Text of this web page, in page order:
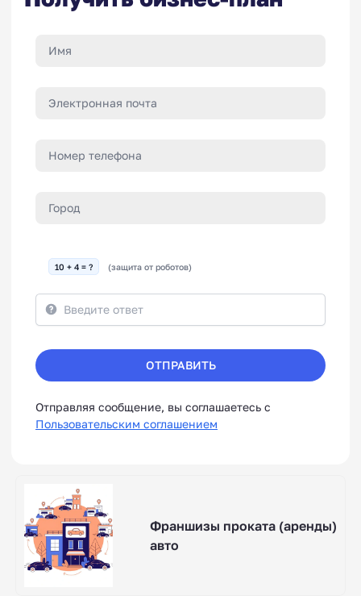
10 + 4 = ? (защита от роботов)
ОТПРАВИТЬ
Отправляя сообщение, вы соглашаетесь с
Пользовательским соглашением
Франшизы проката (аренды)
авто